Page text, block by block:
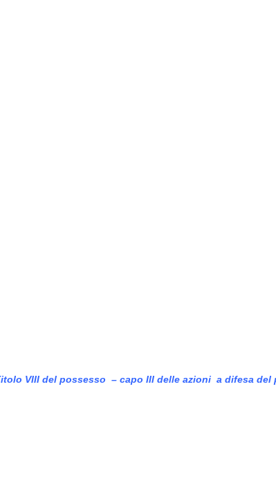
VIII del possesso – capo III delle azioni a difesa del